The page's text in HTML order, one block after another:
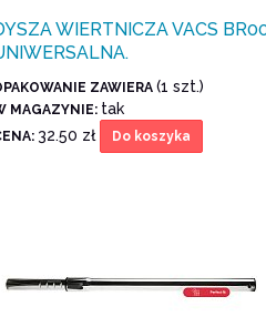
WIERTNICZA VACS
ZAWIERA (1 szt.)
MAGAZYNIE: tak
32.50 zł Do koszyka